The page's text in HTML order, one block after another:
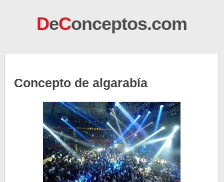
DeConceptos.com
Concepto de algarabía